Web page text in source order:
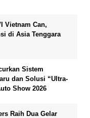
Vietnam Can,
di Asia Tenggara
Sistem
dan Solusi “Ultra-
Show 2026
Raih Dua Gelar